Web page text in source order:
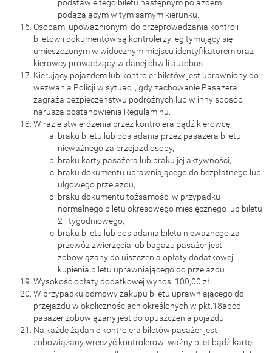
podstawie tego biletu następnym pojazdem
podążającym w tym samym kierunku.
Osobami upoważnionymi do przeprowadzania kontroli
biletów i dokumentów są kontrolerzy legitymujący się
umieszczonym w widocznym miejscu identyfikatorem oraz
kierowcy prowadzący w danej chwili autobus.
Kierujący pojazdem lub kontroler biletów jest uprawniony do
wezwania Policji w sytuacji, gdy zachowanie Pasażera
zagraża bezpieczeństwu podróżnych lub w inny sposób
narusza postanowienia Regulaminu.
W razie stwierdzenia przez kontrolera bądź kierowcę:
braku biletu lub posiadania przez pasażera biletu
nieważnego za przejazd osoby,
braku karty pasażera lub braku jej aktywności,
braku dokumentu uprawniającego do bezpłatnego lub
ulgowego przejazdu,
braku dokumentu tożsamości w przypadku
normalnego biletu okresowego miesięcznego lub biletu
2 - tygodniowego,
braku biletu lub posiadania biletu nieważnego za
przewóz zwierzęcia lub bagażu pasażer jest
zobowiązany do uiszczenia opłaty dodatkowej i
kupienia biletu uprawniającego do przejazdu.
Wysokość opłaty dodatkowej wynosi 100,00 zł.
W przypadku odmowy zakupu biletu uprawniającego do
przejazdu w okolicznościach określonych w pkt.18abcd
pasażer zobowiązany jest do opuszczenia pojazdu.
Na każde żądanie kontrolera biletów pasażer jest
zobowiązany wręczyć kontrolerowi ważny bilet bądź kartę